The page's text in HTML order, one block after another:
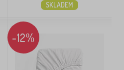
SKLADEM
-12%